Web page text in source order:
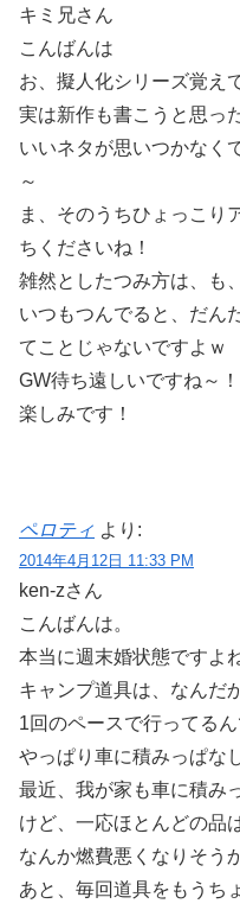
キミ兄さん
こんばんは
お、擬人化シリーズ覚え
実は新作も書こうと思っ
いいネタが思いつかなく
～
ま、そのうちひょっこり
ちくださいね！
雑然としたつみ方は、も
いつもつんでると、だん
てことじゃないですよｗ
GW待ち遠しいですね～！
楽しみです！
ペロティ より:
2014年4月12日 11:33 PM
ken-zさん
こんばんは。
本当に週末婚状態ですよね
キャンプ道具は、なんだ
1回のペースで行ってるん
やっぱり車に積みっぱな
最近、我が家も車に積み
けど、一応ほとんどの品
なんか燃費悪くなりそう
あと、毎回道具をもうち